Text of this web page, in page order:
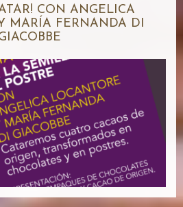
CON ANGELICA
MARÍA FERNANDA DI